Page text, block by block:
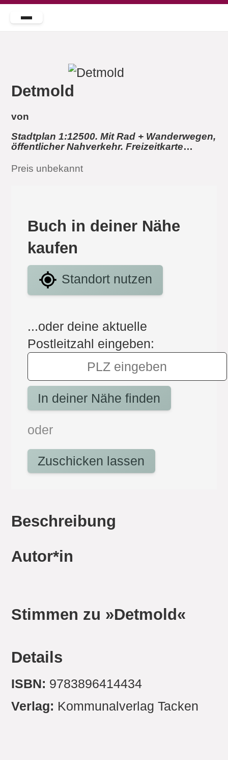
Detmold
von
Stadtplan 1:12500. Mit Rad + Wanderwegen,
öffentlicher Nahverkehr. Freizeitkarte
Preis unbekannt
Buch in deiner Nähe
kaufen
Standort nutzen
...oder deine aktuelle
Postleitzahl eingeben:
In deiner Nähe finden
oder
Zuschicken lassen
Beschreibung
Autor*in
Stimmen zu »Detmold«
Details
ISBN: 9783896414434
Verlag: Kommunalverlag Tacken